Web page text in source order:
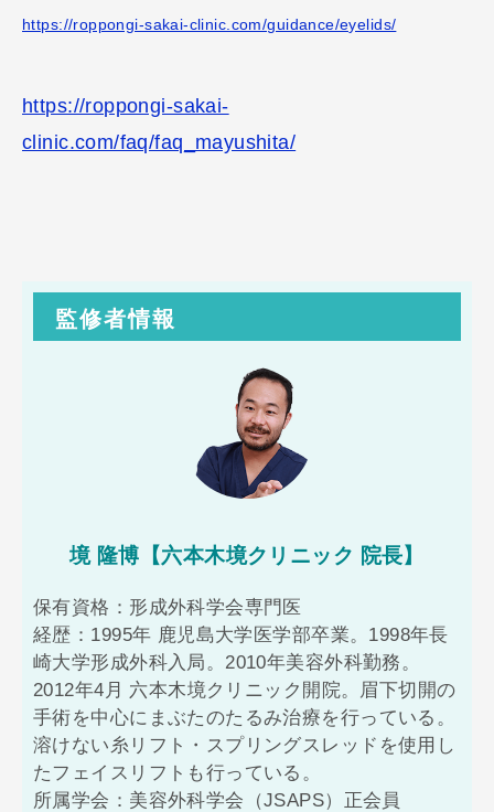
https://roppongi-sakai-clinic.com/guidance/eyelids/
https://roppongi-sakai-
clinic.com/faq/faq_mayushita/
監修者情報
境 隆博【六本木境クリニック 院長】
保有資格：形成外科学会専門医
経歴：1995年 鹿児島大学医学部卒業。1998年長
崎大学形成外科入局。2010年美容外科勤務。
2012年4月 六本木境クリニック開院。眉下切開の
手術を中心にまぶたのたるみ治療を行っている。
溶けない糸リフト・スプリングスレッドを使用し
たフェイスリフトも行っている。
所属学会：美容外科学会（JSAPS）正会員